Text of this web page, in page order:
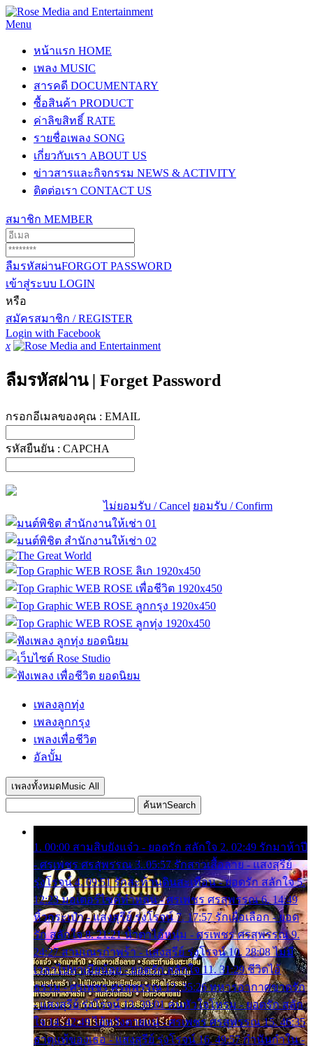
Menu
หน้าแรก HOME
เพลง MUSIC
สารคดี DOCUMENTARY
ซื้อสินค้า PRODUCT
ค่าลิขสิทธิ์ RATE
รายชื่อเพลง SONG
เกี่ยวกับเรา ABOUT US
ข่าวสารและกิจกรรม NEWS & ACTIVITY
ติดต่อเรา CONTACT US
สมาชิก MEMBER
ลืมรหัสผ่านFORGOT PASSWORD
เข้าสู่ระบบ LOGIN
หรือ
สมัครสมาชิก / REGISTER
Login with Facebook
x
ลืมรหัสผ่าน | Forget Password
กรอกอีเมลของคุณ : EMAIL
รหัสยืนยัน : CAPCHA
ไม่ยอมรับ / Cancel ยอมรับ / Confirm
เพลงลูกทุ่ง
เพลงลูกกรุง
เพลงเพื่อชีวิต
อัลบั้ม
เพลงทั้งหมด Music All
ค้นหาSearch
1. 00:00 สามสิบยังแจ๋ว - ยอดรัก สลักใจ 2. 02:49 รักมาห้าปี
- ศรเพชร ศรสุพรรณ 3. 05:57 รักสาวเสื้อลาย - แสงสุรีย์
รุ่งโรจน์ 4. 09:51 รักสะท้านดินสะเทือน - ยอดรัก สลักใจ 5.
12:23 มอเตอร์ไซค์ทำหล่น - ศรเพชร ศรสุพรรณ 6. 14:49
หิ้วกระเป๋า - แสงสุรีย์ รุ่งโรจน์ 7. 17:57 รักเผื่อเลือก - ยอด
รัก สลักใจ 8. 21:21 น้ำตาไอ้หนุ่ม - ศรเพชร ศรสุพรรณ 9.
24:27 สามเณรกำพร้า - แสงสุรีย์ รุ่งโรจน์ 10. 28:08 ไม่มี
เวลาไปหาเมียน้อย - ยอดรัก สลักใจ 11. 31:29 ชีวิตไอ้
ธรรม - ศรเพชร ศรสุพรรณ 12. 35:26 ทหารอากาศขาดรัก
- แสงสุรีย์ รุ่งโรจน์ 13. 39:01 คนหัวใจโทรม - ยอดรัก สลัก
ใจ 14. 42:49 ไอ้หวังตายแน่ - ศรเพชร ศรสุพรรณ 15. 46:35
ธาตุแท้ของเธอ - แสงสุรีย์ รุ่งโรจน์ 16. 49:57 กำนันกำใน -